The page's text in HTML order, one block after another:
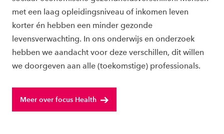
met een laag opleidingsniveau of inkomen leven
korter én hebben een minder gezonde
levensverwachting. In ons onderwijs en onderzoek
hebben we aandacht voor deze verschillen, dit willen
we doorgeven aan alle (toekomstige) professionals.
Meer over focus Health